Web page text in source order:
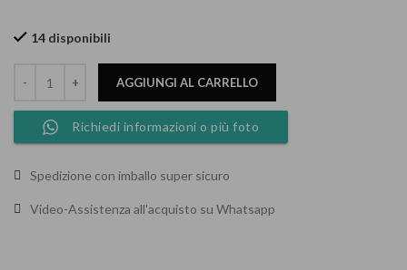
14 disponibili
AGGIUNGI AL CARRELLO
Richiedi informazioni o più foto
Spedizione con imballo super sicuro
Video-Assistenza all'acquisto su Whatsapp